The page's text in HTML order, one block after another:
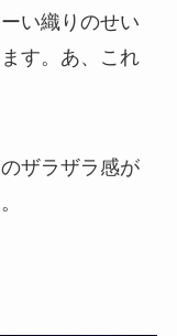
い織りのせい
す。あ、これ
ザラザラ感が